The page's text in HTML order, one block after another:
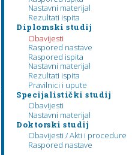
Nastavni materijal
Rezultati ispita
Diplomski studij
Obavijesti
Raspored nastave
Raspored ispita
Nastavni materijal
Rezultati ispita
Pravilnici i upute
Specijalistički studij
Obavijesti
Nastavni materijal
Doktorski studij
Obavijesti / Akti i procedure
Raspored nastave